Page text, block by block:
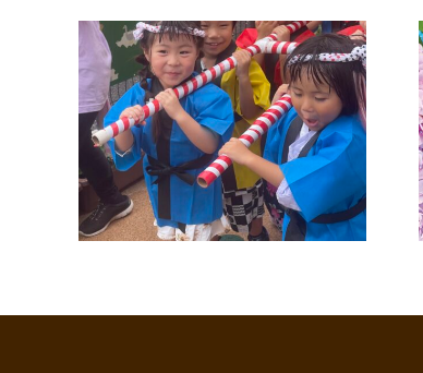
【広報誌】ワイヤーさが
2026年7月号に掲載しまし
た